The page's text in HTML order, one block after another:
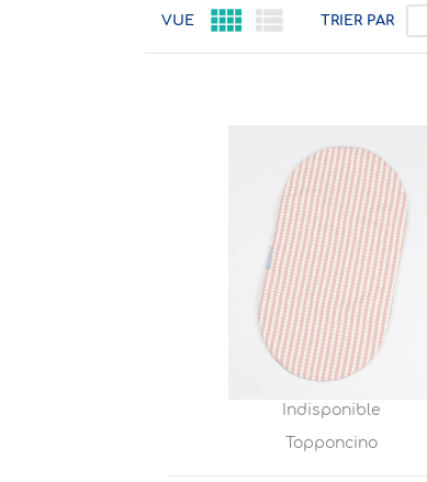
VUE   TRIER PAR
Indisponible
Topponcino